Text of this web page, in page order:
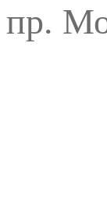
пр.